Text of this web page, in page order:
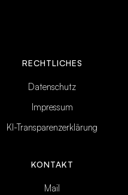
RECHTLICHES
Datenschutz
Impressum
KI-Transparenzerklärung
KONTAKT
Mail